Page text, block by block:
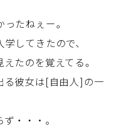
たねぇー。
してきたので、
たのを覚えてる。
る彼女は[自由人]の一
・・・。